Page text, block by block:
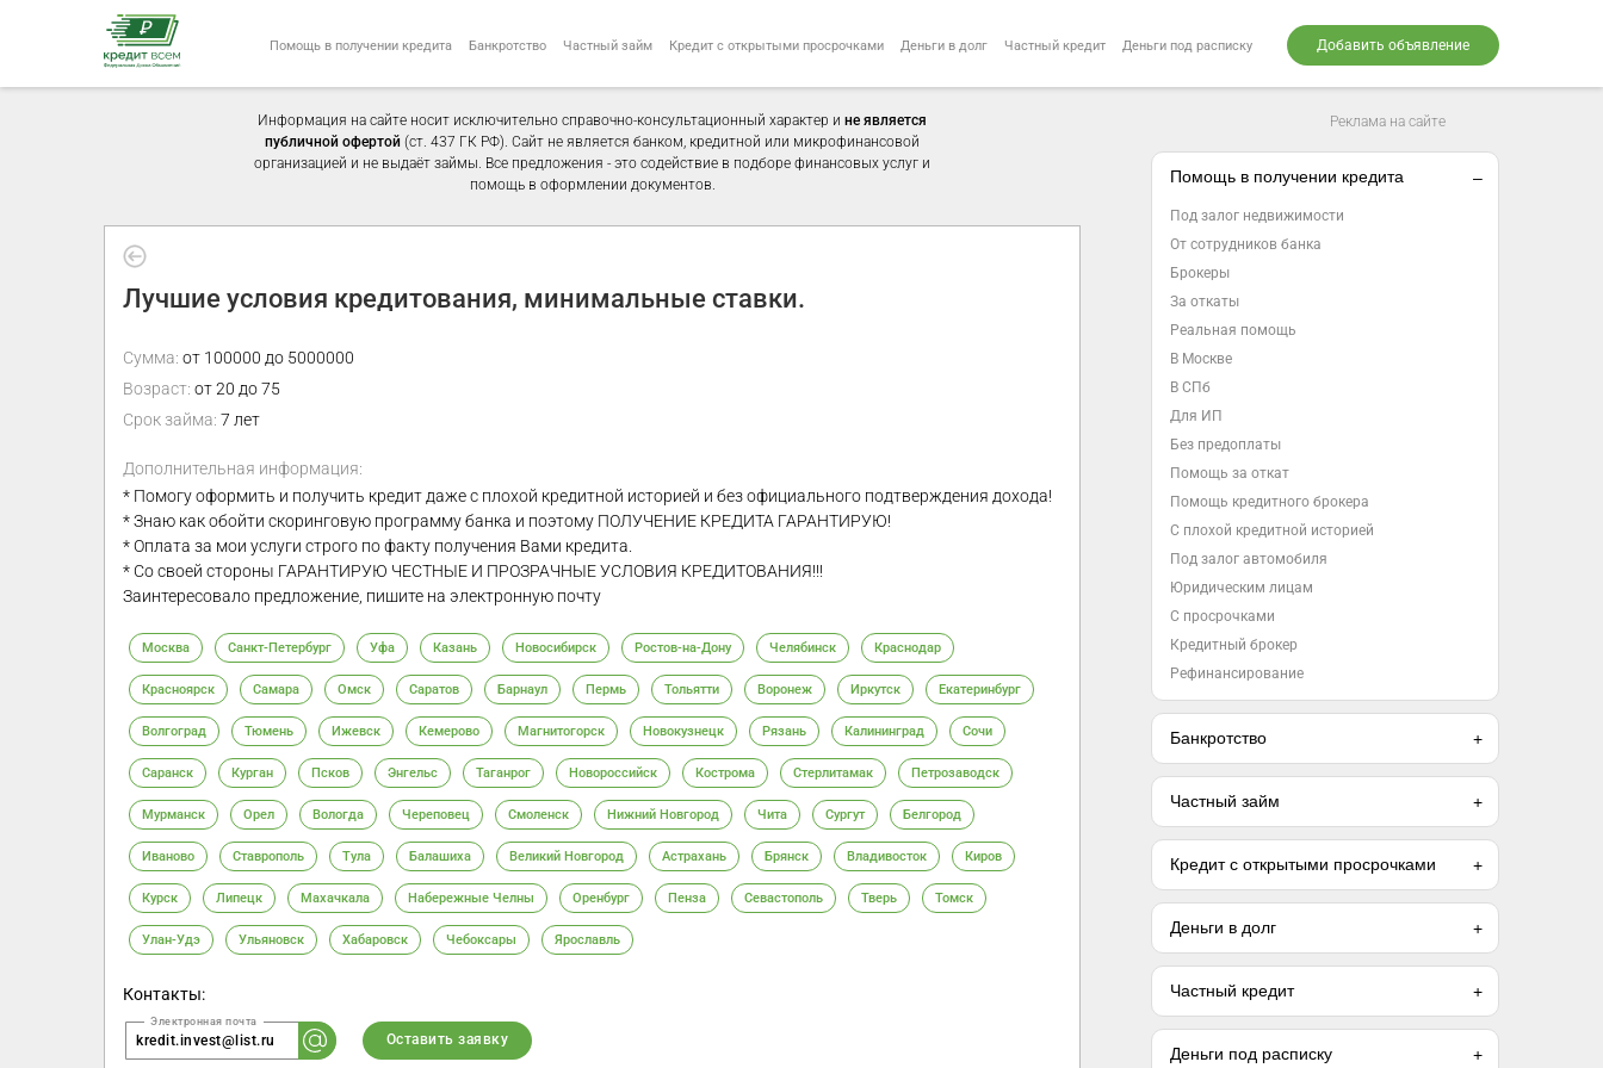
Помощь в получении кредита Банкротство Частный займ Кредит с открытыми просрочками Деньги в долг Частный кредит Деньги под расписку Добавить объявление
Информация на сайте носит исключительно справочно-консультационный характер и не является
публичной офертой (ст. 437 ГК РФ). Сайт не является банком, кредитной или микрофинансовой
организацией и не выдаёт займы. Все предложения - это содействие в подборе финансовых услуг и
помощь в оформлении документов.
Лучшие условия кредитования, минимальные ставки.
Сумма: от 100000 до 5000000
Возраст: от 20 до 75
Срок займа: 7 лет
Дополнительная информация:
* Помогу оформить и получить кредит даже с плохой кредитной историей и без официального подтверждения дохода!
* Знаю как обойти скоринговую программу банка и поэтому ПОЛУЧЕНИЕ КРЕДИТА ГАРАНТИРУЮ!
* Оплата за мои услуги строго по факту получения Вами кредита.
* Со своей стороны ГАРАНТИРУЮ ЧЕСТНЫЕ И ПРОЗРАЧНЫЕ УСЛОВИЯ КРЕДИТОВАНИЯ!!!
Заинтересовало предложение, пишите на электронную почту
Москва Санкт-Петербург Уфа Казань Новосибирск Ростов-на-Дону Челябинск Краснодар
Красноярск Самара Омск Саратов Барнаул Пермь Тольятти Воронеж Иркутск Екатеринбург
Волгоград Тюмень Ижевск Кемерово Магнитогорск Новокузнецк Рязань Калининград Сочи
Саранск Курган Псков Энгельс Таганрог Новороссийск Кострома Стерлитамак Петрозаводск
Мурманск Орел Вологда Череповец Смоленск Нижний Новгород Чита Сургут Белгород
Иваново Ставрополь Тула Балашиха Великий Новгород Астрахань Брянск Владивосток Киров
Курск Липецк Махачкала Набережные Челны Оренбург Пенза Севастополь Тверь Томск
Улан-Удэ Ульяновск Хабаровск Чебоксары Ярославль
Контакты:
kredit.invest@list.ru Оставить заявку
Реклама на сайте
Помощь в получении кредита
Под залог недвижимости
От сотрудников банка
Брокеры
За откаты
Реальная помощь
В Москве
В СПб
Для ИП
Без предоплаты
Помощь за откат
Помощь кредитного брокера
С плохой кредитной историей
Под залог автомобиля
Юридическим лицам
С просрочками
Кредитный брокер
Рефинансирование
Банкротство
Частный займ
Кредит с открытыми просрочками
Деньги в долг
Частный кредит
Деньги под расписку